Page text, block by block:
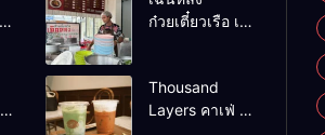
ก๋วยเตี๋ยวเรือ เนื้อ
Thousand
Layers คาเฟ่ ใน